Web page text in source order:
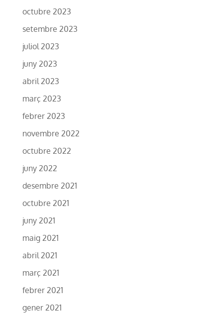
octubre 2023
setembre 2023
juliol 2023
juny 2023
abril 2023
març 2023
febrer 2023
novembre 2022
octubre 2022
juny 2022
desembre 2021
octubre 2021
juny 2021
maig 2021
abril 2021
març 2021
febrer 2021
gener 2021